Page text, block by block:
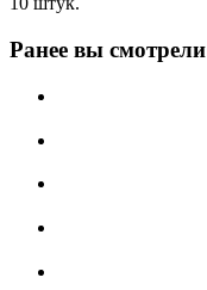
Ранее вы смотрели